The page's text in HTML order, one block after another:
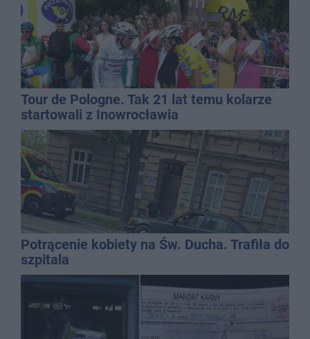
Tour de Pologne. Tak 21 lat temu kolarze
startowali z Inowrocławia
Potrącenie kobiety na Św. Ducha. Trafiła do
szpitala